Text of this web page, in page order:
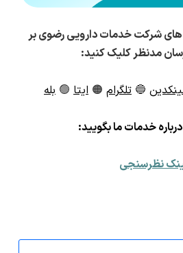
های شرکت خدمات دارویی رضوی بر
مدنظر کلیک کنید:
🔵 تلگرام 🟠 ایتا 🟢 بله
خدمات ما بگویید:
نظرسنجی